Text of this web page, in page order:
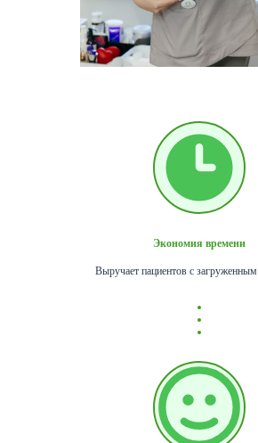
Экономия времени
Выручает пациентов с